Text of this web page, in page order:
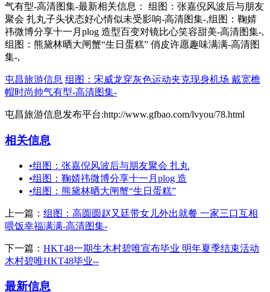
气有型-高清图集-最新相关信息： 组图：张嘉倪风波后与朋友
聚会 扎丸子头状态好心情似未受影响-高清图集-,组图：鞠婧
祎微博分享十一月plog 造型百变对镜比心笑容甜美-高清图集-,
组图：熊黛林晒大闸蟹“生日蛋糕” 俏皮许愿趣味满满-高清图
集-,
屯昌旅游信息 组图：宋威龙穿灰色运动夹克现身机场 戴宽檐
帽时尚帅气有型-高清图集-
屯昌旅游信息发布平台:http://www.gfbao.com/lvyou/78.html
相关信息
•组图：张嘉倪风波后与朋友聚会 扎丸
•组图：鞠婧祎微博分享十一月plog 造
•组图：熊黛林晒大闸蟹“生日蛋糕”
上一篇： 组图：高圆圆赵又廷带女儿外出就餐 一家三口互相
喂饭幸福满满-高清图集-
下一篇： HKT48一期生木村碧唯宣布毕业 明年夏季结束活动
木村碧唯HKT48毕业--
最新信息